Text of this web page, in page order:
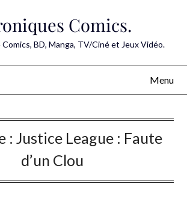
Comics.
BD, Manga, TV/Ciné et Jeux Vidéo.
Menu
: Justice League : Faute
d’un Clou